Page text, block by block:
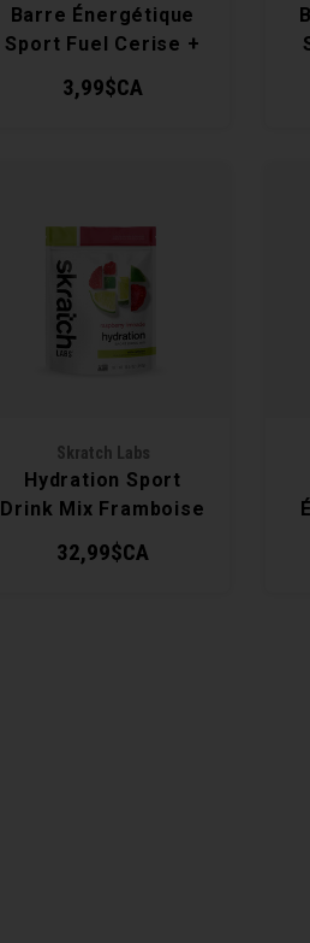
Barre Énergétique
Sport Fuel Cerise +
Pistache
3,99$CA
Skratch Labs
Hydration Sport
Drink Mix Framboise
Limeade avec
Caféine
32,99$CA